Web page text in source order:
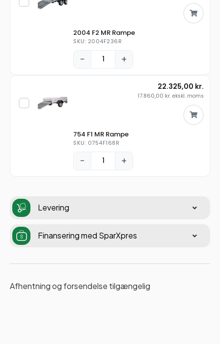
2004 F2 MR Rampe
SKU: 2004F236R
− +
754 F1 MR Rampe
SKU: 0754F168R
− +
22.325,00 kr.
17.860,00 kr. ekskl. moms
Levering
Finansering med SparXpres
Afhentning og forsendelse tilgængelig